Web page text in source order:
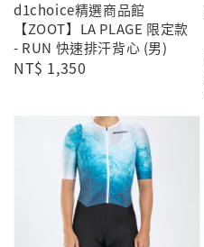
d1choice精選商品館
【ZOOT】LA PLAGE 限定款
- RUN 快速排汗背心 (男)
Regular
NT$ 1,350